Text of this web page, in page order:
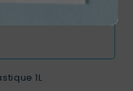
1L